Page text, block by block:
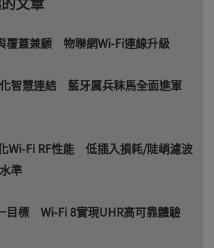
覆蓋兼顧 物聯網Wi-Fi連線升級
智慧連結 藍牙厲兵秣馬全面進軍
Wi-Fi RF性能 低插入損耗/陡峭濾波
準
目標 Wi-Fi 8實現UHR高可靠體驗